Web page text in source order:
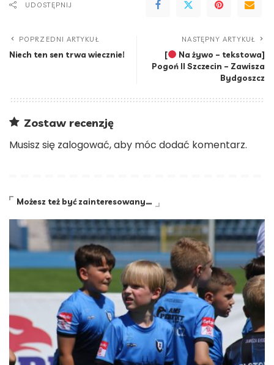
UDOSTĘPNIJ
POPRZEDNI ARTYKUŁ
Niech ten sen trwa wiecznie!
NASTĘPNY ARTYKUŁ
[
Na żywo – tekstowa]
Pogoń II Szczecin – Zawisza
Bydgoszcz
Zostaw recenzję
Musisz się zalogować, aby móc dodać komentarz.
Możesz też być zainteresowany…